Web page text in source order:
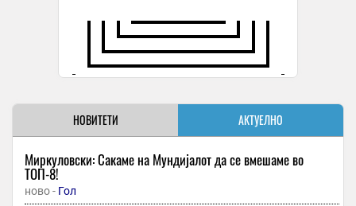
НОВИТЕТИ АКТУЕЛНО
Миркуловски: Сакаме на Мундијалот да се вмешаме во
ТОП-8!
ново - Гол